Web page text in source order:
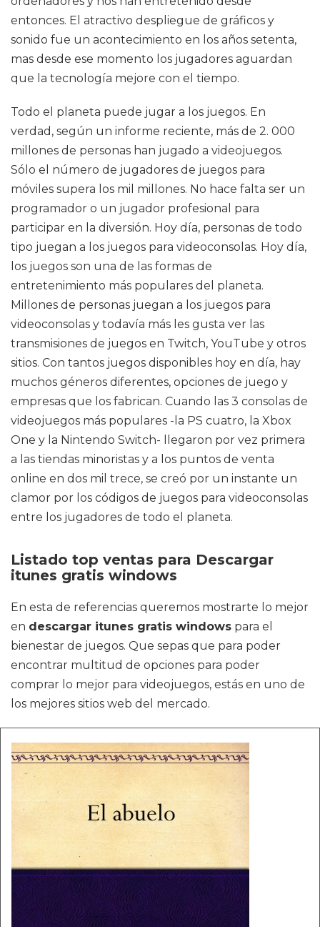
entonces. El atractivo despliegue de gráficos y
sonido fue un acontecimiento en los años setenta,
mas desde ese momento los jugadores aguardan
que la tecnología mejore con el tiempo.
Todo el planeta puede jugar a los juegos. En
verdad, según un informe reciente, más de 2. 000
millones de personas han jugado a videojuegos.
Sólo el número de jugadores de juegos para
móviles supera los mil millones. No hace falta ser un
programador o un jugador profesional para
participar en la diversión. Hoy día, personas de todo
tipo juegan a los juegos para videoconsolas. Hoy día,
los juegos son una de las formas de
entretenimiento más populares del planeta.
Millones de personas juegan a los juegos para
videoconsolas y todavía más les gusta ver las
transmisiones de juegos en Twitch, YouTube y otros
sitios. Con tantos juegos disponibles hoy en día, hay
muchos géneros diferentes, opciones de juego y
empresas que los fabrican. Cuando las 3 consolas de
videojuegos más populares -la PS cuatro, la Xbox
One y la Nintendo Switch- llegaron por vez primera
a las tiendas minoristas y a los puntos de venta
online en dos mil trece, se creó por un instante un
clamor por los códigos de juegos para videoconsolas
entre los jugadores de todo el planeta.
Listado top ventas para Descargar
itunes gratis windows
En esta de referencias queremos mostrarte lo mejor
en descargar itunes gratis windows para el
bienestar de juegos. Que sepas que para poder
encontrar multitud de opciones para poder
comprar lo mejor para videojuegos, estás en uno de
los mejores sitios web del mercado.